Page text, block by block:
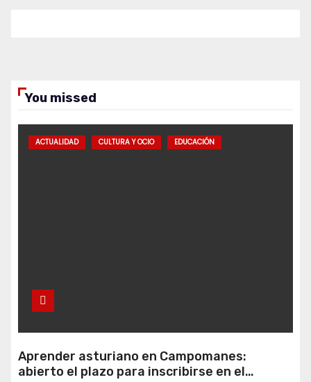
You missed
ACTUALIDAD CULTURA Y OCIO EDUCACIÓN
Aprender asturiano en Campomanes:
abierto el plazo para inscribirse en el